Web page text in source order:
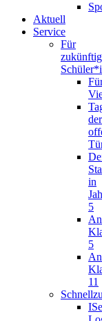
Aktuell
Service
Für
der
in
5
5
11